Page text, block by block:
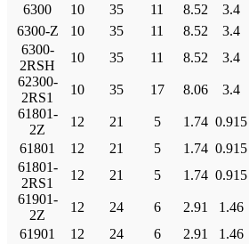
6300
10 35 11 8.52 3.4
6300-Z
10 35 11 8.52 3.4
6300-
2RSH
10 35 11 8.52 3.4
62300-
2RS1
10 35 17 8.06 3.4
61801-
2Z
12 21 5 1.74 0.915
61801
12 21 5 1.74 0.915
61801-
2RS1
12 21 5 1.74 0.915
61901-
2Z
12 24 6 2.91 1.46
61901
12 24 6 2.91 1.46